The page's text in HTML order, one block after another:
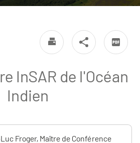
InSAR de l'Océan
Indien
Froger, Maître de Conférence